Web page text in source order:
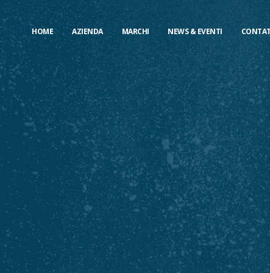
HOME AZIENDA MARCHI NEWS & EVENTI